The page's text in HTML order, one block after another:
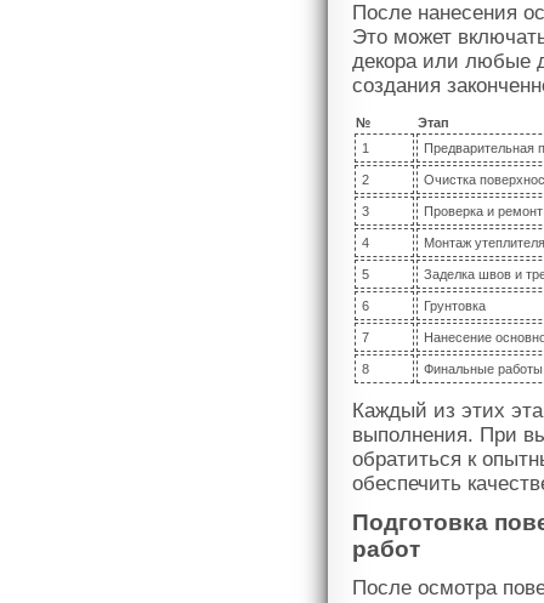
После нанесения
Это может
декора или любые
создания
№
Этап
1
Предварительная
2 Очистка
3 Проверка и
4 Монтаж утеплителя
5 Заделка швов и
6 Грунтовка
7 Нанесение
8 Финальные работы
Каждый из этих
выполнения. При
обратиться к
обеспечить
Подготовка
работ
После осмотра